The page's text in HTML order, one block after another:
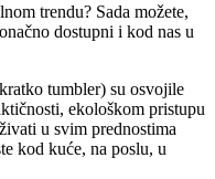
trendu? Sada možete,
dostupni i kod nas u
tumbler) su osvojile
ekološkom pristupu
u svim prednostima
kod kuće, na poslu, u